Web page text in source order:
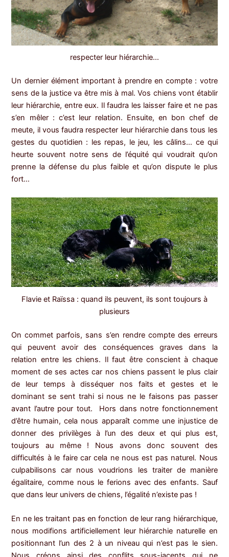
respecter leur hiérarchie…
Un dernier élément important à prendre en compte : votre
sens de la justice va être mis à mal. Vos chiens vont établir
leur hiérarchie, entre eux. Il faudra les laisser faire et ne pas
s’en mêler : c’est leur relation. Ensuite, en bon chef de
meute, il vous faudra respecter leur hiérarchie dans tous les
gestes du quotidien : les repas, le jeu, les câlins… ce qui
heurte souvent notre sens de l’équité qui voudrait qu’on
prenne la défense du plus faible et qu’on dispute le plus
fort…
Flavie et Raïssa : quand ils peuvent, ils sont toujours à
plusieurs
On commet parfois, sans s’en rendre compte des erreurs
qui peuvent avoir des conséquences graves dans la
relation entre les chiens. Il faut être conscient à chaque
moment de ses actes car nos chiens passent le plus clair
de leur temps à disséquer nos faits et gestes et le
dominant se sent trahi si nous ne le faisons pas passer
avant l’autre pour tout. Hors dans notre fonctionnement
d’être humain, cela nous apparaît comme une injustice de
donner des privilèges à l’un des deux et qui plus est,
toujours au même ! Nous avons donc souvent des
difficultés à le faire car cela ne nous est pas naturel. Nous
culpabilisons car nous voudrions les traiter de manière
égalitaire, comme nous le ferions avec des enfants. Sauf
que dans leur univers de chiens, l’égalité n’existe pas !
En ne les traitant pas en fonction de leur rang hiérarchique,
nous modifions artificiellement leur hiérarchie naturelle en
positionnant l’un des 2 à un niveau qui n’est pas le sien.